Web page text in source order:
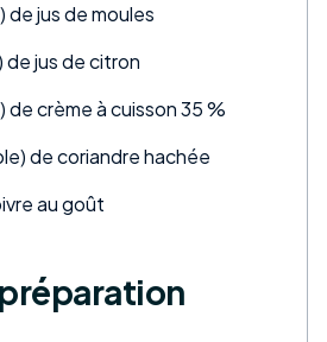
jus de moules
jus de citron
crème à cuisson 35 %
de coriandre hachée
au goût